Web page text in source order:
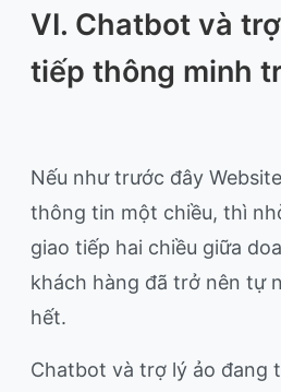
VI. Chatbot và
tiếp thông minh
Nếu như trước đây
thông tin một chiều, thì
giao tiếp hai chiều giữa
khách hàng đã trở nên tự
hết.
Chatbot và trợ lý ảo đang